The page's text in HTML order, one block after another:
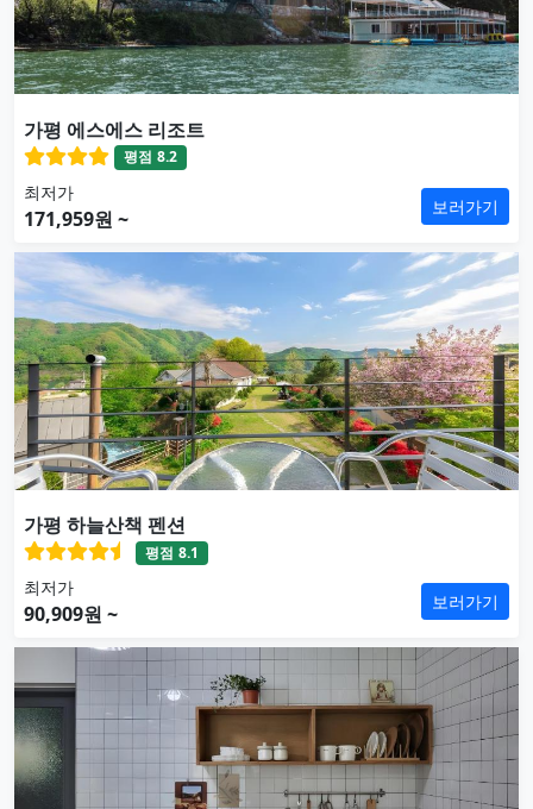
가평 에스에스 리조트
평점 8.2
최저가
171,959원 ~ 보러가기
가평 하늘산책 펜션
평점 8.1
최저가
90,909원 ~ 보러가기